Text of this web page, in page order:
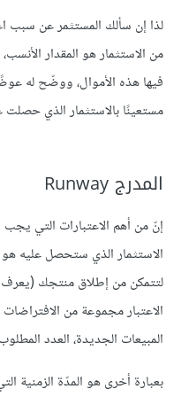
لذا إن سألك المستثمر عن سبب
من الاستثمار هو المقدار
فيها هذه اﻷموال، ووضّح له
مستعينًا بالاستثمار الذي حصلت
المدرج Runway
إنّ من أهم الاعتبارات التي يجب
الاستثمار الذي ستحصل عليه
الاعتبار مجموعة من
المبيعات الجديدة، العدد
بعبارة أخرى هو المدّة الزمنية